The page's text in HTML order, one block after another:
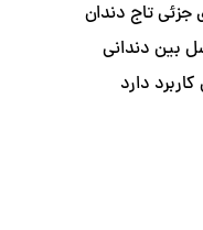
تاج دندان
بین دندانی
دارد